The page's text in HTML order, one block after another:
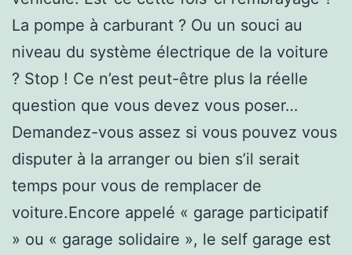
La pompe à carburant ? Ou un souci au
niveau du système électrique de la voiture
? Stop ! Ce n’est peut-être plus la réelle
question que vous devez vous poser…
Demandez-vous assez si vous pouvez vous
disputer à la arranger ou bien s’il serait
temps pour vous de remplacer de
voiture.Encore appelé « garage participatif
» ou « garage solidaire », le self garage est